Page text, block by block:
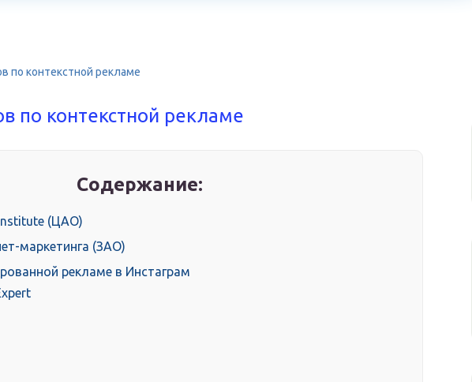
по контекстной рекламе
по контекстной рекламе
Содержание:
(ЦАО)
маркетинга (ЗАО)
рекламе в Инстаграм